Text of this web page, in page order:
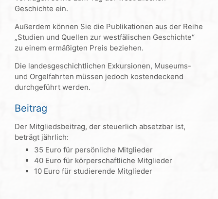
Geschichte ein.
Außerdem können Sie die Publikationen aus der Reihe
„Studien und Quellen zur westfälischen Geschichte“
zu einem ermäßigten Preis beziehen.
Die landesgeschichtlichen Exkursionen, Museums-
und Orgelfahrten müssen jedoch kostendeckend
durchgeführt werden.
Beitrag
Der Mitgliedsbeitrag, der steuerlich absetzbar ist,
beträgt jährlich:
35 Euro für persönliche Mitglieder
40 Euro für körperschaftliche Mitglieder
10 Euro für studierende Mitglieder